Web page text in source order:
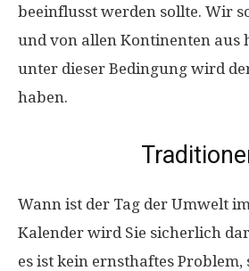
beeinflusst werden sollte. Wir
und von allen Kontinenten aus
unter dieser Bedingung wird
haben.
Wann ist der Tag der Umwelt
Kalender wird Sie sicherlich
es ist kein ernsthaftes Problem,